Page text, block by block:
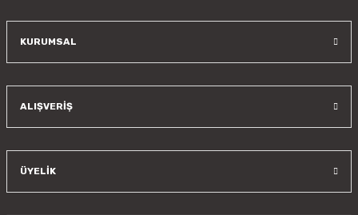
KURUMSAL
ALIŞVERİŞ
ÜYELİK